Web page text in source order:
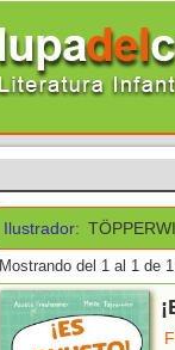
Ilustrador:
Mostrando del 1 al 1 de